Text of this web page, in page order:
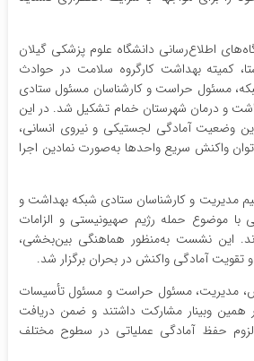
اطلاع‌رسانی دانشگاه علوم پزشکی گیلان
کمیته بهداشت کارگروه سلامت در حوادث
مسئول حراست و کارشناسان مسئول ستادی
و درمان شهرستان خمام تشکیل شد. در این
وضعیت آمادگی لجستیکی و نیروی انسانی،
واکنش سریع واحدها به‌صورت نمادین اجرا
تیم مدیریت و کارشناسان ستادی شبکه بهداشت و
با موضوع حمله رژیم صهیونیستی و الزامات
این نشست به‌منظور هماهنگی بین‌بخشی،
تقویت آمادگی واکنش در بحران برگزار شد.
مدیریت، مسئول حراست و مسئول تأسیسات
وبینار مشارکت داشتند و ضمن دریافت
لزوم حفظ آمادگی عملیاتی در سطوح مختلف